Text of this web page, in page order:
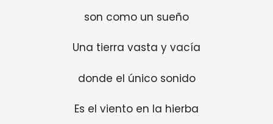
son como un sueño
Una tierra vasta y vacía
donde el único sonido
Es el viento en la hierba